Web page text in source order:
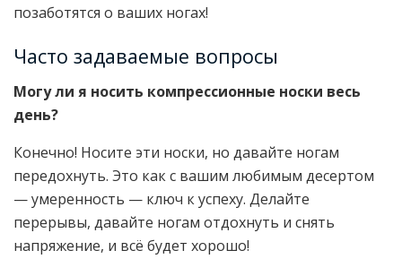
позаботятся о ваших ногах!
Часто задаваемые вопросы
Могу ли я носить компрессионные носки весь
день?
Конечно! Носите эти носки, но давайте ногам
передохнуть. Это как с вашим любимым десертом
— умеренность — ключ к успеху. Делайте
перерывы, давайте ногам отдохнуть и снять
напряжение, и всё будет хорошо!